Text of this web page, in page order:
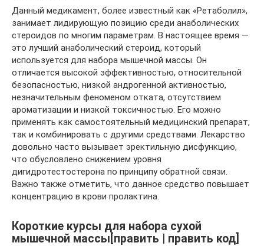
Данный медикамент, более известный как «Ретаболил»,
занимает лидирующую позицию среди анаболических
стероидов по многим параметрам. В настоящее время —
это лучший анаболический стероид, который
используется для набора мышечной массы. Он
отличается высокой эффективностью, относительной
безопасностью, низкой андрогенной активностью,
незначительным феноменом отката, отсутствием
ароматизации и низкой токсичностью. Его можно
применять как самостоятельный медицинский препарат,
так и комбинировать с другими средствами. Лекарство
довольно часто вызывает эректильную дисфункцию,
что обусловлено снижением уровня
дигидротестостерона по принципу обратной связи.
Важно также отметить, что данное средство повышает
концентрацию в крови пролактина.
Короткие курсы для набора сухой
мышечной массы[править | править код]